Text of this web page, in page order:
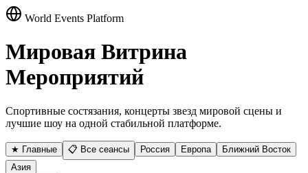
World Events Platform
Мировая Витрина
Мероприятий
Спортивные состязания, концерты звезд мировой сцены и
лучшие шоу на одной стабильной платформе.
★ Главные 📋 Все сеансы Россия Европа
Ближний Восток
Азия